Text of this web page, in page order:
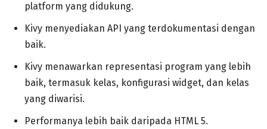
platform yang didukung.
Kivy menyediakan API yang terdokumentasi dengan
baik.
Kivy menawarkan representasi program yang lebih
baik, termasuk kelas, konfigurasi widget, dan kelas
yang diwarisi.
Performanya lebih baik daripada HTML 5.